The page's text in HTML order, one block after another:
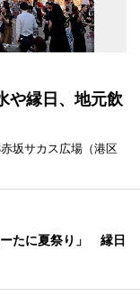
や縁日、地元飲
坂サカス広場（港区
たに夏祭り」 縁日